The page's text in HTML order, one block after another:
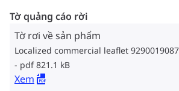
Tờ quảng cáo rời
Tờ rơi về sản phẩm
Localized commercial leaflet
pdf 821.1 kB
Xem